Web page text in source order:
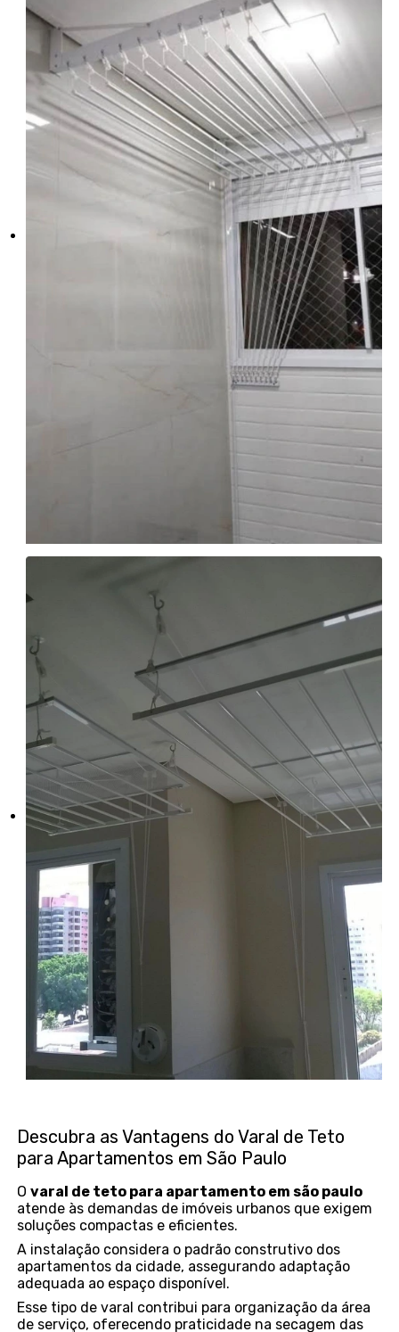
Descubra as Vantagens do Varal de Teto
para Apartamentos em São Paulo
Ovaral de teto para apartamento em são paulo
atende às demandas de imóveis urbanos que exigem
soluções compactas e eficientes.
A instalação considera o padrão construtivo dos
apartamentos da cidade, assegurando adaptação
adequada ao espaço disponível.
Esse tipo de varal contribui para organização da área
de serviço, oferecendo praticidade na secagem das